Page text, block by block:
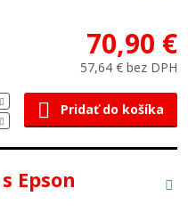
70,90 €
57,64 € bez DPH
Pridať do košíka
Epson